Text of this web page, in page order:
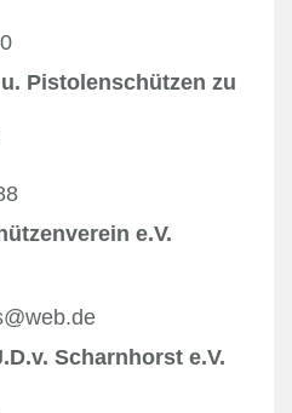
Pistolenschützen zu
e.V.
Scharnhorst e.V.